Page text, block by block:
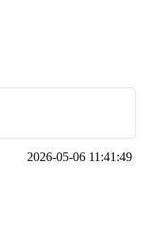
2026-05-06 11:41:49